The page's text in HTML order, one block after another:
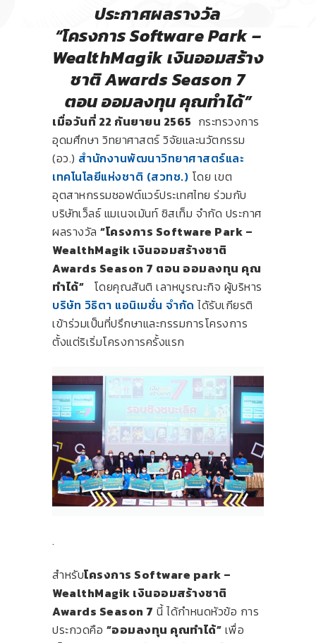
ประกาศผลรางวัล
“โครงการSoftware Park –
WealthMagik เงินออมสร้าง
ชาติ Awards Season 7
ตอน ออมลงทุน คุณทำได้”
เมื่อวันที่ 22 กันยายน 2565 กระทรวงการ
อุดมศึกษา วิทยาศาสตร์ วิจัยและนวัตกรรม
(อว.) สำนักงานพัฒนาวิทยาศาสตร์และ
เทคโนโลยีแห่งชาติ (สวทช.) โดย เขต
อุตสาหกรรมซอฟต์แวร์ประเทศไทย ร่วมกับ
บริษัทเว็ลธ์ แมเนจเม้นท์ ซิสเท็ม จำกัด ประกาศ
ผลรางวัล “โครงการ Software Park –
WealthMagik เงินออมสร้างชาติ
Awards Season 7 ตอน ออมลงทุน คุณ
ทำได้” โดยคุณสันติ เลาหบูรณะกิจ ผู้บริหาร
บริษัท วิธิตา แอนิเมชั่น จำกัด ได้รับเกียรติ
เข้าร่วมเป็นที่ปรึกษาและกรรมการโครงการ
ตั้งแต่ริเริ่มโครงการครั้งแรก
.
สำหรับโครงการ Software park –
WealthMagik เงินออมสร้างชาติ
Awards Season 7 นี้ ได้กำหนดหัวข้อ การ
ประกวดคือ “ออมลงทุน คุณทำได้” เพื่อ